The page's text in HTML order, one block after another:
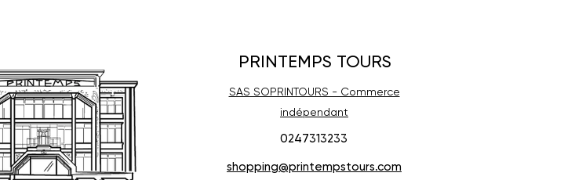
PRINTEMPS TOURS
SAS SOPRINTOURS - Commerce
indépendant
0247313233
shopping@printempstours.com